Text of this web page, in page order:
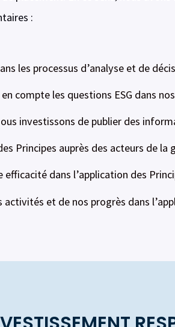
:
les processus d’analyse et de
compte les questions ESG dans
investissons de publier des
Principes auprès des acteurs de la
dans l’application des
et de nos progrès dans